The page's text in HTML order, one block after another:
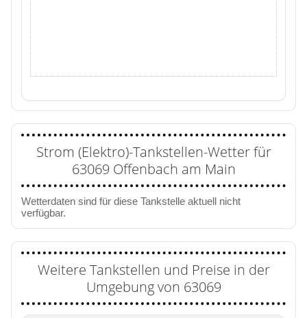
Strom (Elektro)-Tankstellen-Wetter für
63069 Offenbach am Main
Wetterdaten sind für diese Tankstelle aktuell nicht
verfügbar.
Weitere Tankstellen und Preise in der
Umgebung von 63069